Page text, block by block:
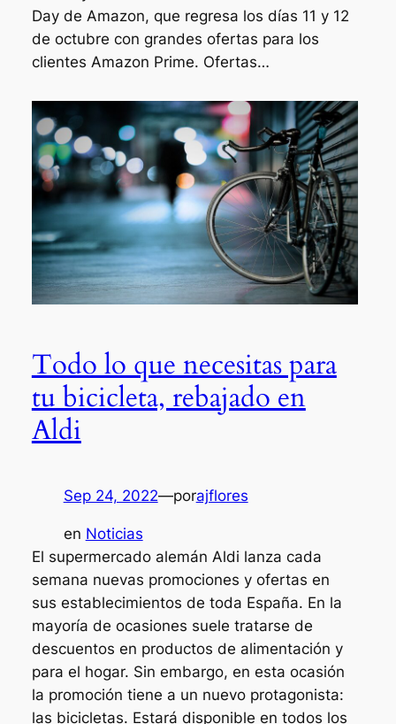
Day de Amazon, que regresa los días 11 y 12
de octubre con grandes ofertas para los
clientes Amazon Prime. Ofertas…
Todo lo que necesitas para
tu bicicleta, rebajado en
Aldi
Sep 24, 2022—porajflores
en Noticias
El supermercado alemán Aldi lanza cada
semana nuevas promociones y ofertas en
sus establecimientos de toda España. En la
mayoría de ocasiones suele tratarse de
descuentos en productos de alimentación y
para el hogar. Sin embargo, en esta ocasión
la promoción tiene a un nuevo protagonista:
las bicicletas. Estará disponible en todos los